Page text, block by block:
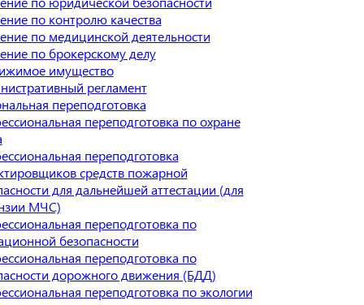
по контролю качества
по медицинской деятельности
по брокерскому делу
имущество
регламент
переподготовка
переподготовка по охране
переподготовка
средств пожарной
для дальнейшей аттестации (для
МЧС)
переподготовка по
безопасности
переподготовка по
дорожного движения (БДД)
переподготовка по экологии